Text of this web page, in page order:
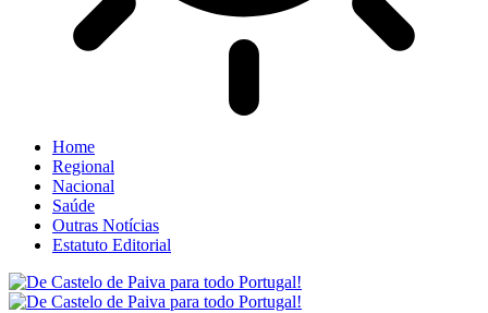
Home
Regional
Nacional
Saúde
Outras Notícias
Estatuto Editorial